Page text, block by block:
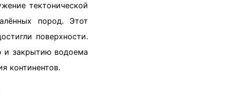
тектонической
пород. Этот
поверхности.
и закрытию водоема
континентов.